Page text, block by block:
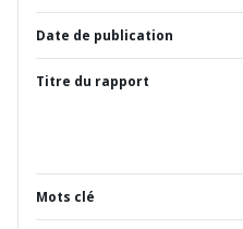
Date de publication
Titre du rapport
Mots clé